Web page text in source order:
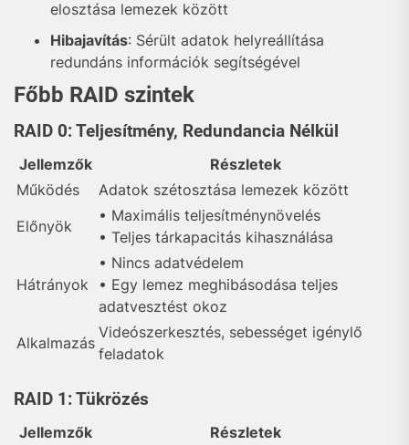
elosztása lemezek között
Hibajavítás: Sérült adatok helyreállítása
redundáns információk segítségével
Főbb RAID szintek
RAID 0: Teljesítmény, Redundancia Nélkül
Jellemzők
Részletek
Működés
Adatok szétosztása lemezek között
Előnyök
• Maximális teljesítménynövelés
• Teljes tárkapacitás kihasználása
Hátrányok
• Nincs adatvédelem
• Egy lemez meghibásodása teljes
adatvesztést okoz
Alkalmazás
Videószerkesztés, sebességet igénylő
feladatok
RAID 1: Tükrözés
Jellemzők
Részletek